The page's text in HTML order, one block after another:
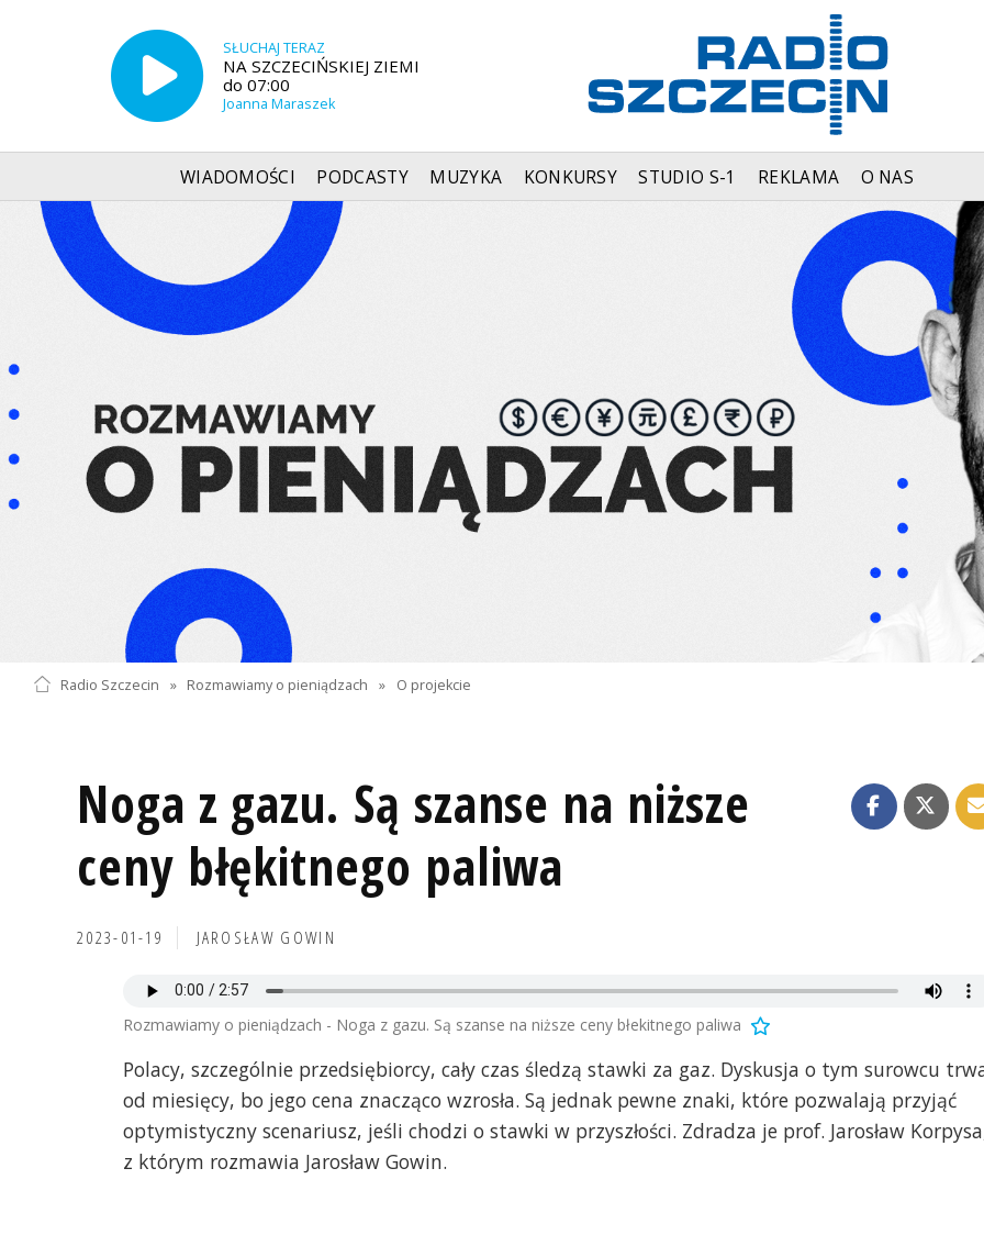
SŁUCHAJ TERAZ
NA SZCZECIŃSKIEJ ZIEMI
do 07:00
Joanna Maraszek
WIADOMOŚCI PODCASTY MUZYKA KONKURSY STUDIO S-1 REKLAMA O NAS
Radio Szczecin » Rozmawiamy o pieniądzach » O projekcie
Noga z gazu. Są szanse na niższe
ceny błękitnego paliwa
2023-01-19 JAROSŁAW GOWIN
Rozmawiamy o pieniądzach - Noga z gazu. Są szanse na niższe ceny błekitnego paliwa
Polacy, szczególnie przedsiębiorcy, cały czas śledzą stawki za gaz. Dyskusja o tym surowcu
od miesięcy, bo jego cena znacząco wzrosła. Są jednak pewne znaki, które pozwalają przyjąć
optymistyczny scenariusz, jeśli chodzi o stawki w przyszłości. Zdradza je prof. Jarosław
z którym rozmawia Jarosław Gowin.